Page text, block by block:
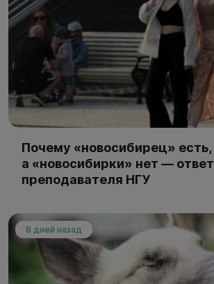
Почему «новосибирец» есть,
а «новосибирки» нет — ответ
преподавателя НГУ
8 дней назад